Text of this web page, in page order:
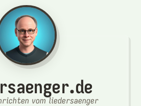
vom liedersaenger